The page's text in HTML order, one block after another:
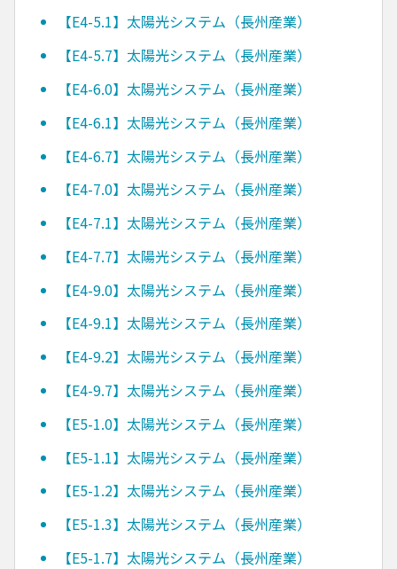
【E4-5.1】太陽光システム（長州産業）
【E4-5.7】太陽光システム（長州産業）
【E4-6.0】太陽光システム（長州産業）
【E4-6.1】太陽光システム（長州産業）
【E4-6.7】太陽光システム（長州産業）
【E4-7.0】太陽光システム（長州産業）
【E4-7.1】太陽光システム（長州産業）
【E4-7.7】太陽光システム（長州産業）
【E4-9.0】太陽光システム（長州産業）
【E4-9.1】太陽光システム（長州産業）
【E4-9.2】太陽光システム（長州産業）
【E4-9.7】太陽光システム（長州産業）
【E5-1.0】太陽光システム（長州産業）
【E5-1.1】太陽光システム（長州産業）
【E5-1.2】太陽光システム（長州産業）
【E5-1.3】太陽光システム（長州産業）
【E5-1.7】太陽光システム（長州産業）